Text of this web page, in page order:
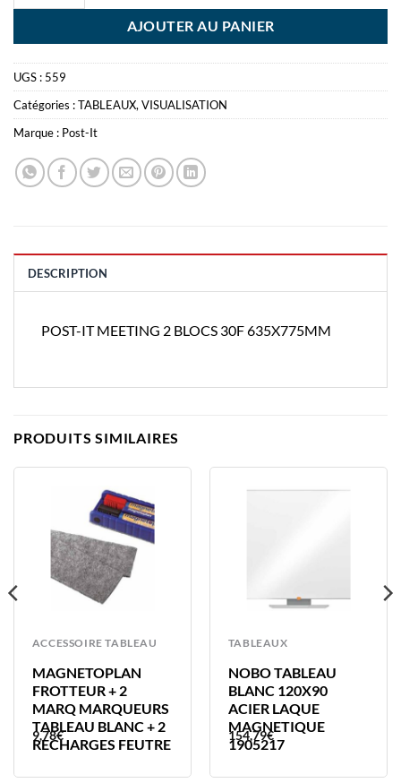
AJOUTER AU PANIER
UGS : 559
Catégories :TABLEAUX, VISUALISATION
Marque : Post-It
DESCRIPTION
POST-IT MEETING 2 BLOCS 30F 635X775MM
PRODUITS SIMILAIRES
ACCESSOIRE TABLEAU
MAGNETOPLAN
FROTTEUR + 2
MARQ MARQUEURS
TABLEAU BLANC + 2
RECHARGES FEUTRE
9,78€
TABLEAUX
NOBO TABLEAU
BLANC 120X90
ACIER LAQUE
MAGNETIQUE
1905217
154,79€